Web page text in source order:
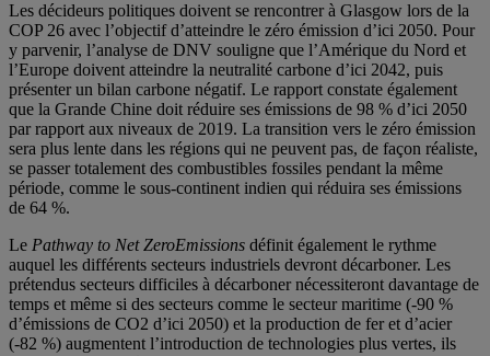
Les décideurs politiques doivent se rencontrer à Glasgow lors de la
COP 26 avec l’objectif d’atteindre le zéro émission d’ici 2050. Pour
y parvenir, l’analyse de DNV souligne que l’Amérique du Nord et
l’Europe doivent atteindre la neutralité carbone d’ici 2042, puis
présenter un bilan carbone négatif. Le rapport constate également
que la Grande Chine doit réduire ses émissions de 98 % d’ici 2050
par rapport aux niveaux de 2019. La transition vers le zéro émission
sera plus lente dans les régions qui ne peuvent pas, de façon réaliste,
se passer totalement des combustibles fossiles pendant la même
période, comme le sous-continent indien qui réduira ses émissions
de 64 %.
Le Pathway to Net ZeroEmissions définit également le rythme
auquel les différents secteurs industriels devront décarboner. Les
prétendus secteurs difficiles à décarboner nécessiteront davantage de
temps et même si des secteurs comme le secteur maritime (-90 %
d’émissions de CO2 d’ici 2050) et la production de fer et d’acier
(-82 %) augmentent l’introduction de technologies plus vertes, ils